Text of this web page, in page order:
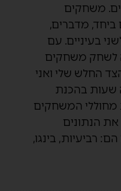
משחקים
מדברים,
בעיניים. עם
לשחק משחקים
החלש שלי ואני
שעות בהכנת
המשחקים
הנתונים
רביעיות, בינגו,